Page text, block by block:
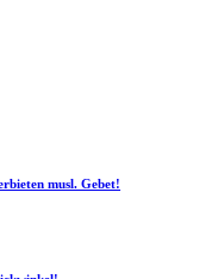
musl. Gebet!